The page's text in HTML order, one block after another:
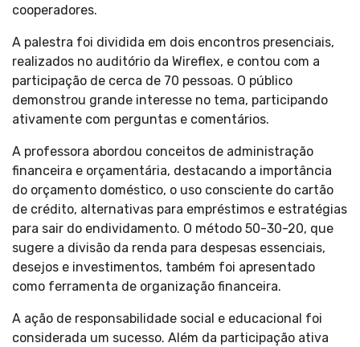
cooperadores.
A palestra foi dividida em dois encontros presenciais,
realizados no auditório da Wireflex, e contou com a
participação de cerca de 70 pessoas. O público
demonstrou grande interesse no tema, participando
ativamente com perguntas e comentários.
A professora abordou conceitos de administração
financeira e orçamentária, destacando a importância
do orçamento doméstico, o uso consciente do cartão
de crédito, alternativas para empréstimos e estratégias
para sair do endividamento. O método 50-30-20, que
sugere a divisão da renda para despesas essenciais,
desejos e investimentos, também foi apresentado
como ferramenta de organização financeira.
A ação de responsabilidade social e educacional foi
considerada um sucesso. Além da participação ativa